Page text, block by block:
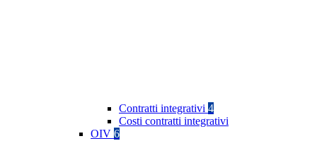
Contratti integrativi 4
Costi contratti integrativi
OIV 6